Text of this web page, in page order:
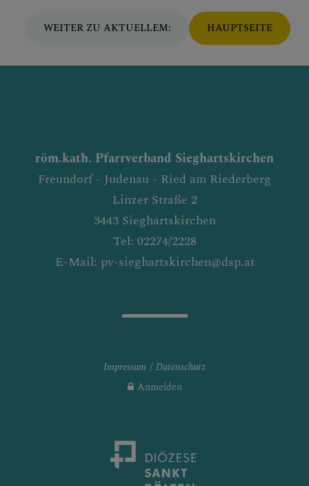
WEITER ZU AKTUELLEM: HAUPTSEITE
röm.kath. Pfarrverband Sieghartskirchen
Freundorf - Judenau - Ried am Riederberg
Linzer Straße 2
3443 Sieghartskirchen
Tel: 02274/2228
E-Mail: pv-sieghartskirchen@dsp.at
Impressum
Datenschutz
Anmelden